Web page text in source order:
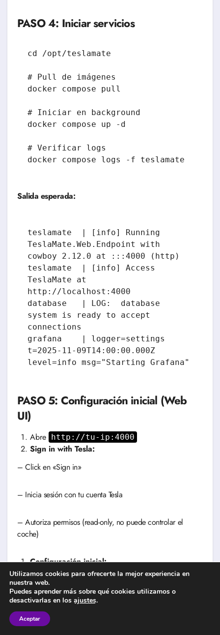
PASO 4: Iniciar servicios
cd /opt/teslamate
# Pull de imágenes
docker compose pull
# Iniciar en background
docker compose up -d
# Verificar logs
docker compose logs -f teslamate
Salida esperada:
teslamate  | [info] Running
TeslaMate.Web.Endpoint with
cowboy 2.12.0 at :::4000 (http)
teslamate  | [info] Access
TeslaMate at
http://localhost:4000
database   | LOG:  database
system is ready to accept
connections
grafana    | logger=settings
t=2025-11-09T14:00:00.000Z
level=info msg="Starting Grafana"
PASO 5: Configuración inicial (Web
UI)
Abre http://tu-ip:4000
Sign in with Tesla:
– Click en «Sign in»
– Inicia sesión con tu cuenta Tesla
– Autoriza permisos (read-only, no puede controlar el
coche)
Configuración inicial:
– Unidad de distancia: km o mi
– Unidad de temperatura: °C o °F
Utilizamos cookies para ofrecerte la mejor experiencia en
nuestra web.
Puedes aprender más sobre qué cookies utilizamos o
desactivarlas en los ajustes.
Aceptar